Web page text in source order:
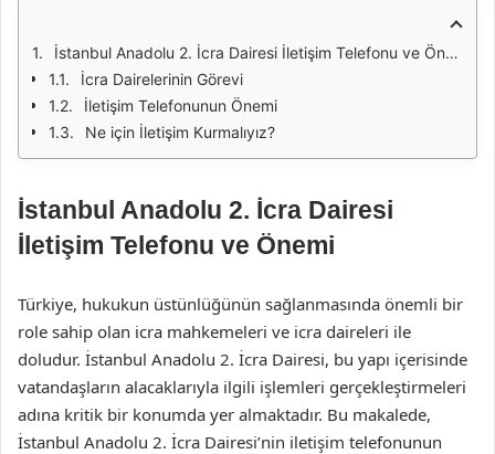
İstanbul Anadolu 2. İcra Dairesi İletişim Telefonu ve Önemi
İcra Dairelerinin Görevi
İletişim Telefonunun Önemi
Ne için İletişim Kurmalıyız?
İstanbul Anadolu 2. İcra Dairesi
İletişim Telefonu ve Önemi
Türkiye, hukukun üstünlüğünün sağlanmasında önemli bir
role sahip olan icra mahkemeleri ve icra daireleri ile
doludur. İstanbul Anadolu 2. İcra Dairesi, bu yapı içerisinde
vatandaşların alacaklarıyla ilgili işlemleri gerçekleştirmeleri
adına kritik bir konumda yer almaktadır. Bu makalede,
İstanbul Anadolu 2. İcra Dairesi’nin iletişim telefonunun